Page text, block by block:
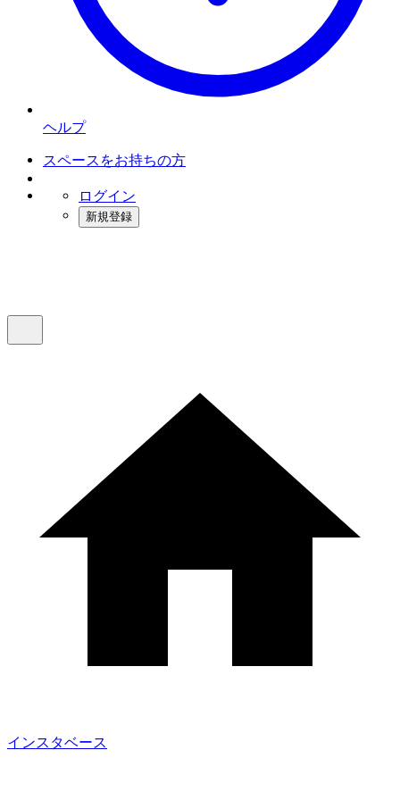
ヘルプ
スペースをお持ちの方
ログイン
新規登録
インスタベース